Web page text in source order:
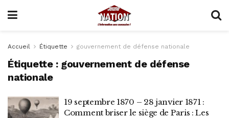
Accueil Étiquette gouvernement de défense nationale
Étiquette : gouvernement de défense
nationale
19 septembre 1870 – 28 janvier 1871 :
Comment briser le siège de Paris : Les